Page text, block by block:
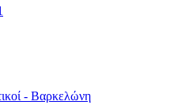
- Βαρκελώνη